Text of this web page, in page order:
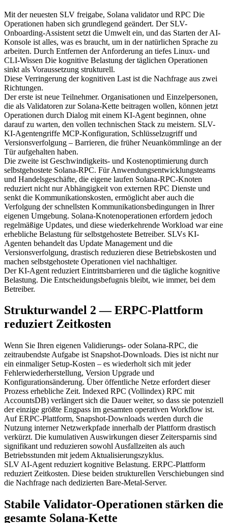
Mit der neuesten SLV freigabe, Solana validator und RPC Die
Operationen haben sich grundlegend geändert. Der SLV-
Onboarding-Assistent setzt die Umwelt ein, und das Starten der AI-
Konsole ist alles, was es braucht, um in der natürlichen Sprache zu
arbeiten. Durch Entfernen der Anforderung an tiefes Linux- und
CLI-Wissen Die kognitive Belastung der täglichen Operationen
sinkt als Voraussetzung strukturell.
Diese Verringerung der kognitiven Last ist die Nachfrage aus zwei
Richtungen.
Der erste ist neue Teilnehmer. Organisationen und Einzelpersonen,
die als Validatoren zur Solana-Kette beitragen wollen, können jetzt
Operationen durch Dialog mit einem KI-Agent beginnen, ohne
darauf zu warten, den vollen technischen Stack zu meistern. SLV-
KI-Agentengriffe MCP-Konfiguration, Schlüsselzugriff und
Versionsverfolgung – Barrieren, die früher Neuankömmlinge an der
Tür aufgehalten haben.
Die zweite ist Geschwindigkeits- und Kostenoptimierung durch
selbstgehostete Solana-RPC. Für Anwendungsentwicklungsteams
und Handelsgeschäfte, die eigene laufen Solana-RPC-Knoten
reduziert nicht nur Abhängigkeit von externen RPC Dienste und
senkt die Kommunikationskosten, ermöglicht aber auch die
Verfolgung der schnellsten Kommunikationsbedingungen in Ihrer
eigenen Umgebung. Solana-Knotenoperationen erfordern jedoch
regelmäßige Updates, und diese wiederkehrende Workload war eine
erhebliche Belastung für selbstgehostete Betreiber. SLVs KI-
Agenten behandelt das Update Management und die
Versionsverfolgung, drastisch reduzieren diese Betriebskosten und
machen selbstgehostete Operationen viel nachhaltiger.
Der KI-Agent reduziert Eintrittsbarrieren und die tägliche kognitive
Belastung. Die Entscheidungsbefugnis bleibt, wie immer, bei dem
Betreiber.
Strukturwandel 2 — ERPC-Plattform
reduziert Zeitkosten
Wenn Sie Ihren eigenen Validierungs- oder Solana-RPC, die
zeitraubendste Aufgabe ist Snapshot-Downloads. Dies ist nicht nur
ein einmaliger Setup-Kosten – es wiederholt sich mit jeder
Fehlerwiederherstellung, Version Upgrade und
Konfigurationsänderung. Über öffentliche Netze erfordert dieser
Prozess erhebliche Zeit. Indexed RPC (Vollindex) RPC mit
AccountsDB) verlängert sich die Dauer weiter, so dass sie potenziell
der einzige größte Engpass im gesamten operativen Workflow ist.
Auf ERPC-Plattform, Snapshot-Downloads werden durch die
Nutzung interner Netzwerkpfade innerhalb der Plattform drastisch
verkürzt. Die kumulativen Auswirkungen dieser Zeitersparnis sind
signifikant und reduzieren sowohl Ausfallzeiten als auch
Betriebsstunden mit jedem Aktualisierungszyklus.
SLV AI-Agent reduziert kognitive Belastung. ERPC-Plattform
reduziert Zeitkosten. Diese beiden strukturellen Verschiebungen sind
die Nachfrage nach dedizierten Bare-Metal-Server.
Stabile Validator-Operationen stärken die
gesamte Solana-Kette